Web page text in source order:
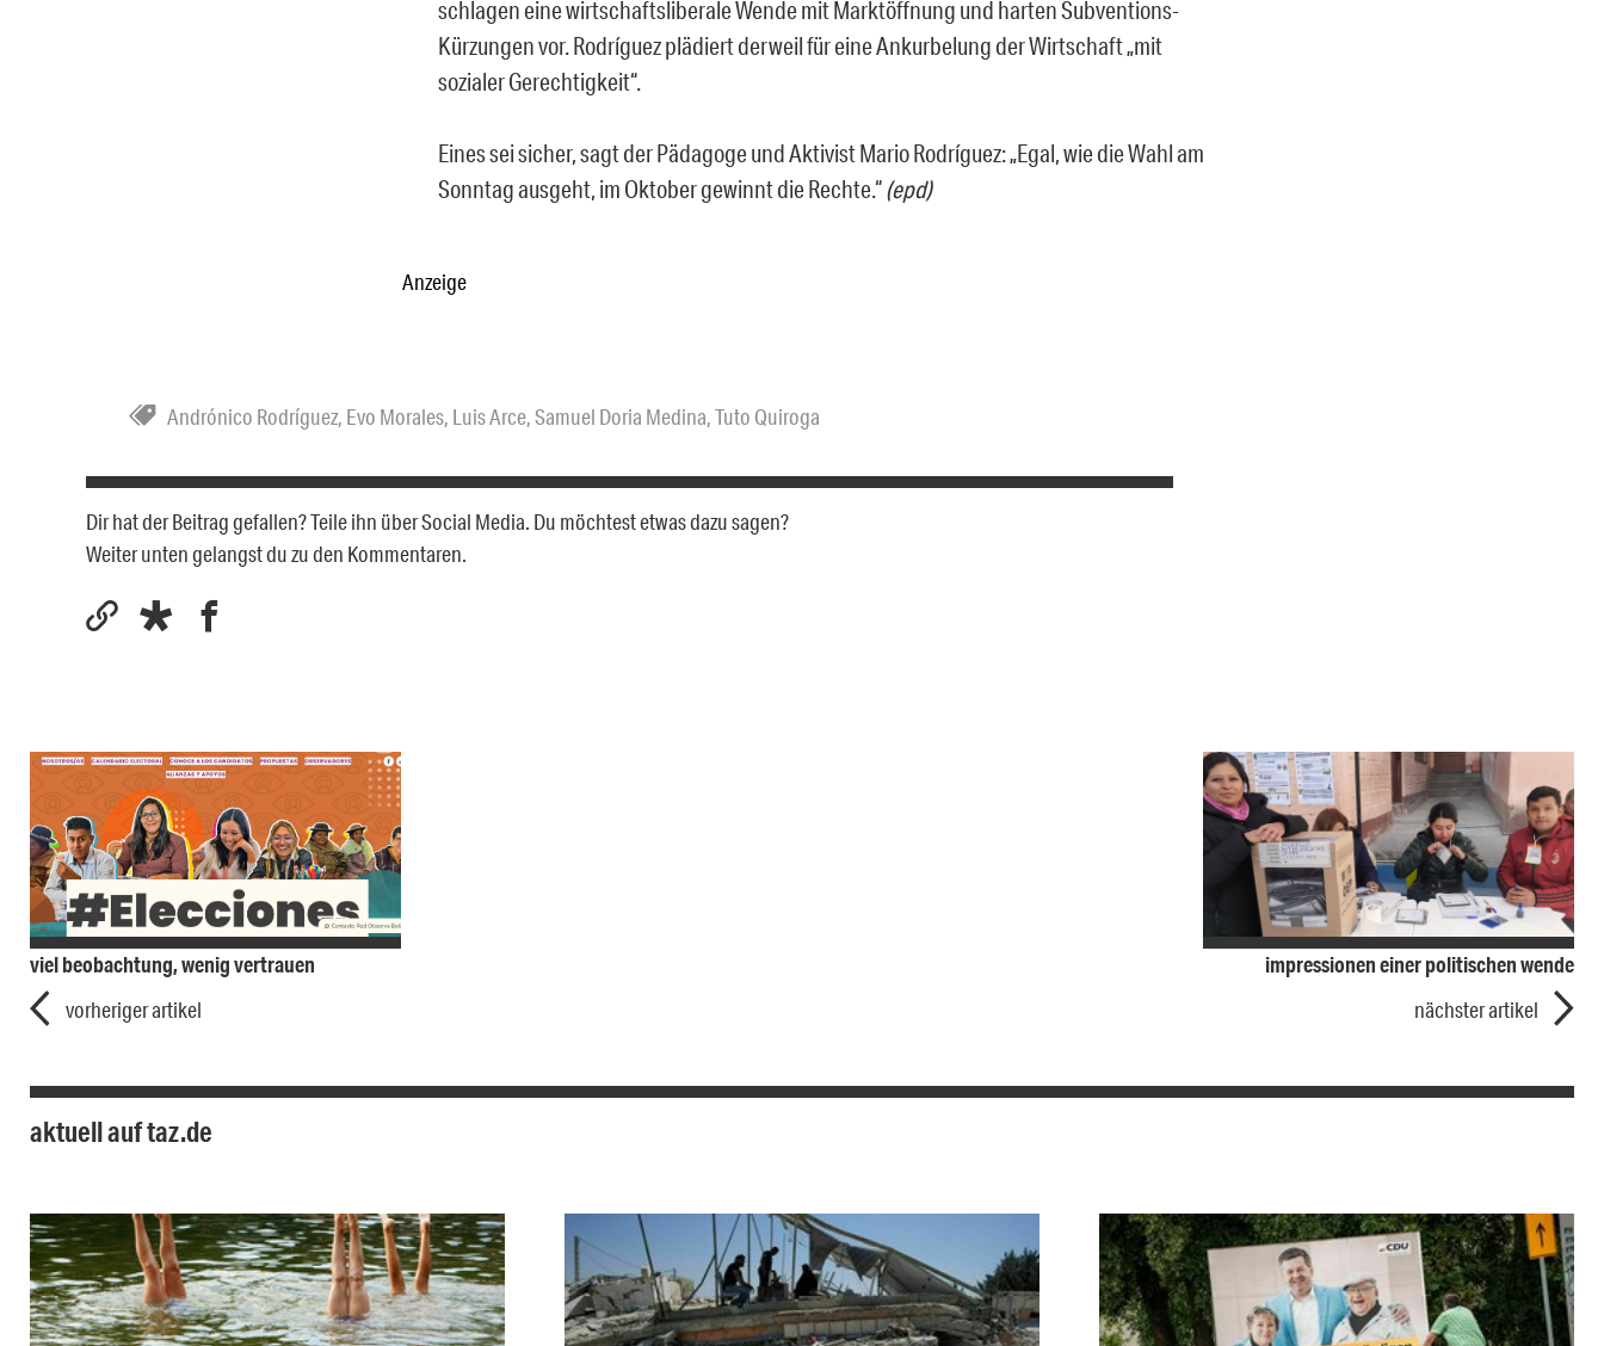
schlagen eine wirtschaftsliberale Wende mit Marktöffnung und harten Subventions-
Kürzungen vor. Rodríguez plädiert derweil für eine Ankurbelung der Wirtschaft „mit
sozialer Gerechtigkeit“.
Eines sei sicher, sagt der Pädagoge und Aktivist Mario Rodríguez: „Egal, wie die Wahl am
Sonntag ausgeht, im Oktober gewinnt die Rechte.“(epd)
Anzeige
Andrónico Rodríguez, Evo Morales, Luis Arce,Samuel Doria Medina,Tuto Quiroga
Dir hat der Beitrag gefallen? Teile ihn über Social Media. Du möchtest etwas dazu sagen?
Weiter unten gelangst du zu den Kommentaren.
viel beobachtung, wenig vertrauen
vorheriger artikel
impressionen einer politischen wende
nächster artikel
aktuell auf taz.de